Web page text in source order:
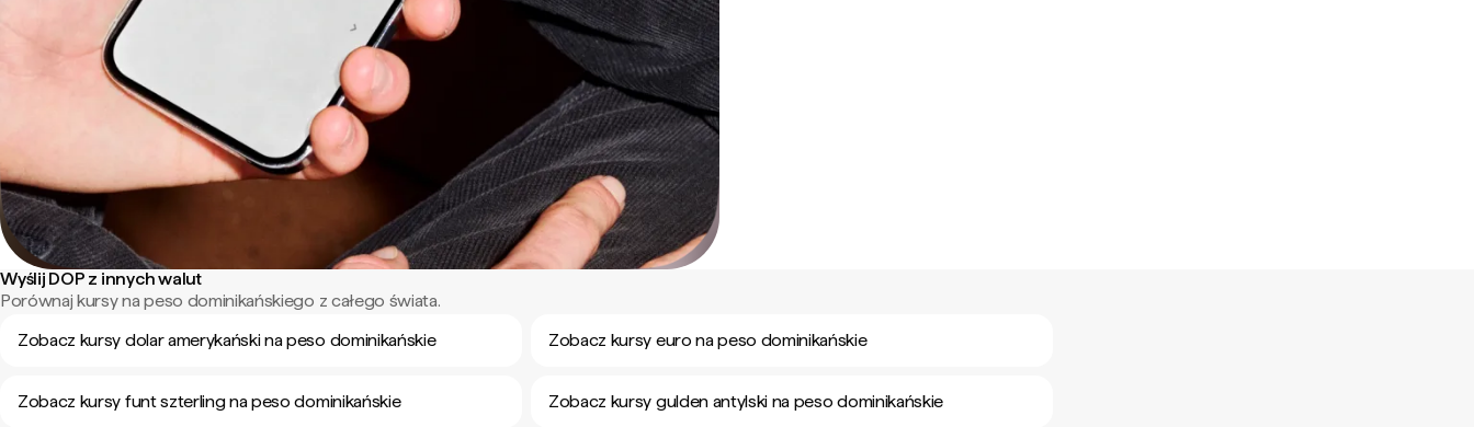
Wyślij DOP z innych walut
Porównaj kursy na peso dominikańskiego z całego świata.
Zobacz kursy dolar amerykański na peso dominikańskie
Zobacz kursy euro na peso dominikańskie
Zobacz kursy funt szterling na peso dominikańskie Zobacz kursy gulden antylski na peso dominikańskie